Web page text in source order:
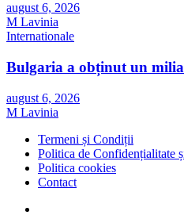
august 6, 2026
M Lavinia
Internationale
Bulgaria a obținut un
august 6, 2026
M Lavinia
Termeni și Condiții
Politica de Confidențialitate
Politica cookies
Contact